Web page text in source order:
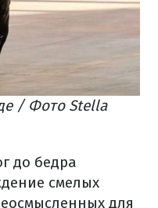
/ Фото Stella
до бедра
смелых
для